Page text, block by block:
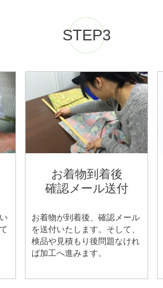
STEP3
お着物到着後
確認メール送付
お着物が到着後、確認メール
を送付いたします。そして、
検品や見積もり後問題なけれ
ば加工へ進みます。